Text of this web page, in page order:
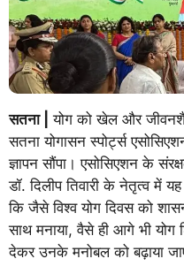
सतना |
योग को खेल और
सतना योगासन स्पोर्ट्स
ज्ञापन सौंपा। एसोसिएशन के
डॉ. दिलीप तिवारी के नेतृत्व में
कि जैसे विश्व योग दिवस को
साथ मनाया, वैसे ही आगे भी योग
देकर उनके मनोबल को बढ़ाया